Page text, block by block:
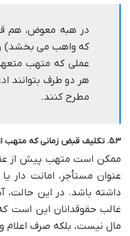
در هبه معوض، هم
که واهب می بخشد)
عملی که متهب
هر دو طرف بتوانند
مطرح کنند.
۵.۳. تکلیف قبض زمانی که متهب از قبل بر عین موهوبه تسلط دارد
ممکن است متهب پیش از
عنوان مستأجر، امانت
داشته باشد. در این حالت،
غالب حقوقدانان این است
مال نیست، بلکه صرف اعلام